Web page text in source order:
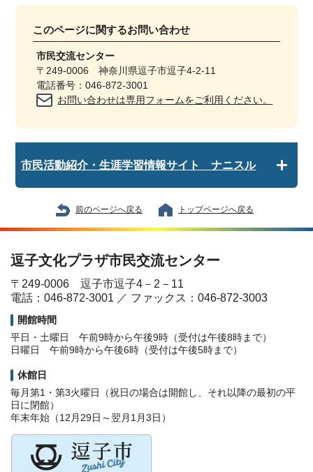
このページに関するお問い合わせ
市民交流センター
〒249-0006 神奈川県逗子市逗子4-2-11
電話番号：046-872-3001
お問い合わせは専用フォームをご利用ください。
市民活動紹介・生涯学習情報サイト ナニスル
前のページへ戻る トップページへ戻る
逗子文化プラザ市民交流センター
〒249-0006 逗子市逗子4－2－11
電話：046-872-3001 ／ ファックス：046-872-3003
開館時間
平日・土曜日 午前9時から午後9時（受付は午後8時まで）
日曜日 午前9時から午後6時（受付は午後5時まで）
休館日
毎月第1・第3火曜日（祝日の場合は開館し、それ以降の最初の平
日に閉館）
年末年始（12月29日～翌月1月3日）